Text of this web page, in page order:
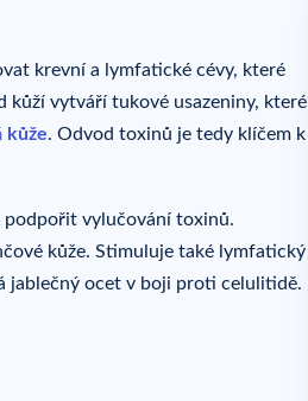
krevní a lymfatické cévy, které
kůží vytváří tukové usazeniny, které
kůže. Odvod toxinů je tedy klíčem k
podpořit vylučování toxinů.
kůže. Stimuluje také lymfatický
jablečný ocet v boji proti celulitidě.